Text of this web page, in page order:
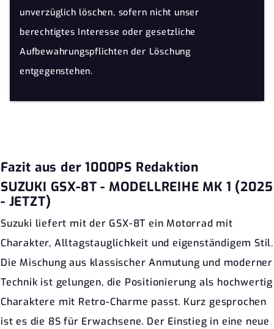
unverzüglich löschen, sofern nicht unser
berechtigtes Interesse oder gesetzliche
Aufbewahrungspflichten der Löschung
entgegenstehen.
Fazit aus der 1000PS Redaktion
SUZUKI GSX-8T - MODELLREIHE MK 1 (2025
- JETZT)
Suzuki liefert mit der GSX-8T ein Motorrad mit
Charakter, Alltagstauglichkeit und eigenständigem Stil.
Die Mischung aus klassischer Anmutung und moderner
Technik ist gelungen, die Positionierung als hochwertig
Charaktere mit Retro-Charme passt. Kurz gesprochen
ist es die 8S für Erwachsene. Der Einstieg in eine neue